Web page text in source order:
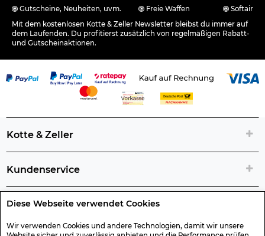
Diese Webseite verwendet Cookies
Wir verwenden Cookies und andere Technologien, damit wir unsere
Gutscheine, Neuheiten, uvm. Freie Waffen
Softair
Mit dem kostenlosen Kotte & Zeller Newsletter bleibst du immer auf
dem Laufenden. Du profitierst zusätzlich von regelmäßigen Rabatt-
und Gutscheinaktionen.
Kotte & Zeller
Kundenservice
Rechtliche Artikelinfos